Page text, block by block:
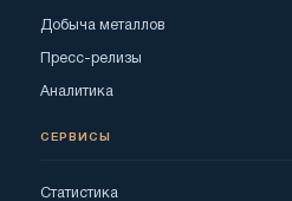
Добыча металлов
Пресс-релизы
Аналитика
СЕРВИСЫ
Статистика